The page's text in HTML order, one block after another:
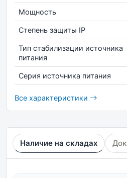
Мощность
Степень защиты IP
Тип стабилизации источника
питания
Серия источника питания
Все характеристики
Наличие на складах